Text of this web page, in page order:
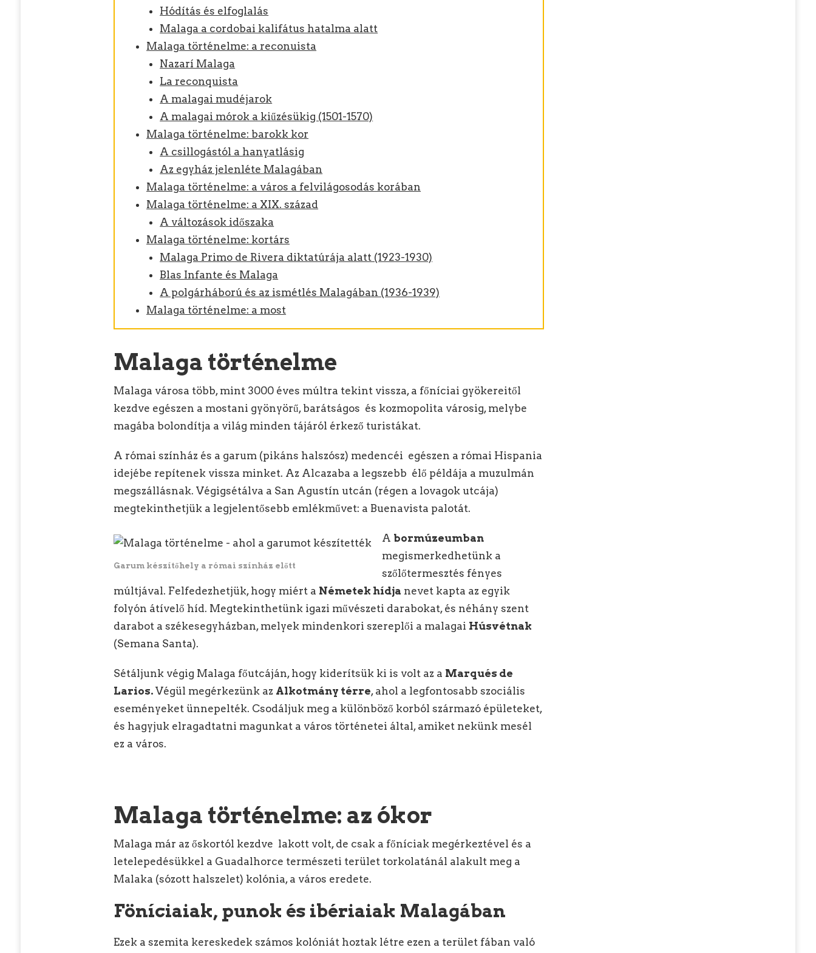
Hódítás és elfoglalás
Malaga a cordobai kalifátus hatalma alatt
Malaga történelme: a reconuista
Nazarí Malaga
La reconquista
A malagai mudéjarok
A malagai mórok a kiűzésükig (1501-1570)
Malaga történelme: barokk kor
A csillogástól a hanyatlásig
Az egyház jelenléte Malagában
Malaga történelme: a város a felvilágosodás korában
Malaga történelme: a XIX. század
A változások időszaka
Malaga történelme: kortárs
Malaga Primo de Rivera diktatúrája alatt (1923-1930)
Blas Infante és Malaga
A polgárháború és az ismétlés Malagában (1936-1939)
Malaga történelme: a most
Malaga történelme
Malaga városa több, mint 3000 éves múltra tekint vissza, a főníciai gyökereitől
kezdve egészen a mostani gyönyörű, barátságos és kozmopolita városig, melybe
magába bolondítja a világ minden tájáról érkező turistákat.
A római színház és a garum (pikáns halszósz) medencéi egészen a római Hispania
idejébe repítenek vissza minket. Az Alcazaba a legszebb élő példája a muzulmán
megszállásnak. Végigsétálva a San Agustín utcán (régen a lovagok utcája)
megtekinthetjük a legjelentősebb emlékművet: a Buenavista palotát.
Garum készítőhely a római színház előtt
A bormúzeumban
megismerkedhetünk a
szőlőtermesztés fényes
múltjával. Felfedezhetjük, hogy miért a Németek hídja nevet kapta az egyik
folyón átívelő híd. Megtekinthetünk igazi művészeti darabokat, és néhány szent
darabot a székesegyházban, melyek mindenkori szereplői a malagai Húsvétnak
(Semana Santa).
Sétáljunk végig Malaga főutcáján, hogy kiderítsük ki is volt az a Marqués de
Larios. Végül megérkezünk az Alkotmány térre, ahol a legfontosabb szociális
eseményeket ünnepelték. Csodáljuk meg a különböző korból származó épületeket,
és hagyjuk elragadtatni magunkat a város történetei által, amiket nekünk mesél
ez a város.
Malaga történelme: az ókor
Malaga már az őskortól kezdve lakott volt, de csak a főníciak megérkeztével és a
letelepedésükkel a Guadalhorce természeti terület torkolatánál alakult meg a
Malaka (sózott halszelet) kolónia, a város eredete.
Föníciaiak, punok és ibériaiak Malagában
Ezek a szemita kereskedek számos kolóniát hoztak létre ezen a terület fában való